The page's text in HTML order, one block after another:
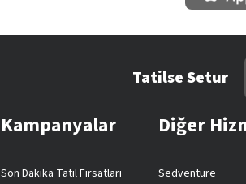
Tatilse Setur
Kampanyalar
Son Dakika Tatil Fırsatları
Diğer
Sedventure